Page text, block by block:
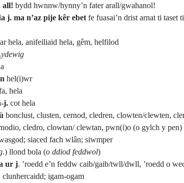
all! bydd hwnnw/hynny’n fater arall/gwahanol!
j. ma n’az pije kêr ebet fe fuasai’n drist arnat ti taset
hela, anifeiliaid hela, gêm, helfilod
hel(i)wr
hela
j. cot hela
bonclust, clusten, cernod, cledren, clowten/clewten,
cledro, clowtan/ clewtan, pwn(i)o (o gylch y pen)
siaced fach wlân; siwmper
.) llond bola (o ddiod feddwol)
ur j. ’roedd e’n feddw caib/gaib/twll/dwll, ’roedd o
igam-ogam